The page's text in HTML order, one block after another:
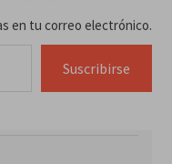
en tu correo electrónico.
Suscribirse